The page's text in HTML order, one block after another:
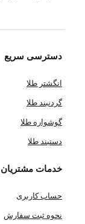
دسترسی سریع
انگشتر طلا
گردنبند طلا
گوشواره طلا
دستبند طلا
خدمات مشتریان
حساب کاربری
نحوه ثبت سفارش